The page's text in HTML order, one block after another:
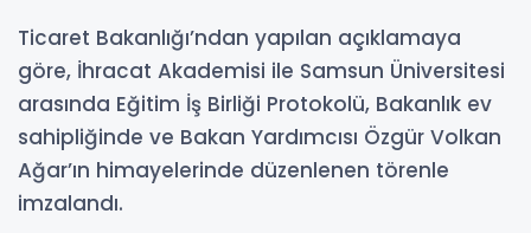
Ticaret Bakanlığı’ndan yapılan açıklamaya
göre, İhracat Akademisi ile Samsun Üniversitesi
arasında Eğitim İş Birliği Protokolü, Bakanlık ev
sahipliğinde ve Bakan Yardımcısı Özgür Volkan
Ağar’ın himayelerinde düzenlenen törenle
imzalandı.